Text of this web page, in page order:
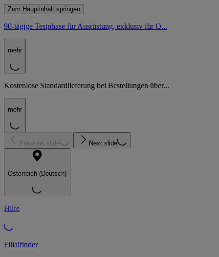
Zum Hauptinhalt springen
90-tägige Testphase für Ausrüstung, exklusiv für O...
mehr
Kostenlose Standardlieferung bei Bestellungen über...
mehr
Previous slide Next slide
Österreich (Deutsch)
Hilfe
Filialfinder